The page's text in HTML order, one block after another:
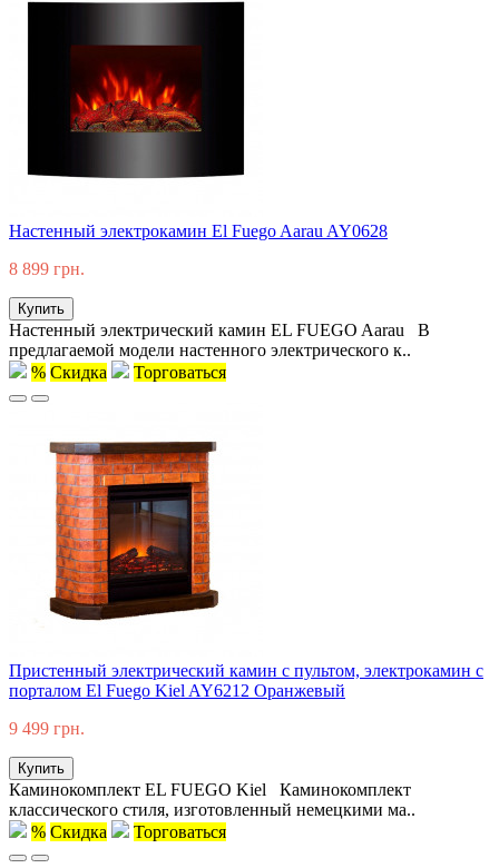
Настенный электрокамин El Fuego Aarau AY0628
8 899 грн.
Купить
Настенный электрический камин EL FUEGO Aarau В
предлагаемой модели настенного электрического к..
% Скидка Торговаться
Пристенный электрический камин с пультом, электрокамин с
порталом El Fuego Kiel AY6212 Оранжевый
9 499 грн.
Купить
Каминокомплект EL FUEGO Kiel Каминокомплект
классического стиля, изготовленный немецкими ма..
% Скидка Торговаться